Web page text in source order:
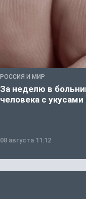
РОССИЯ И МИР
За неделю в
человека с
08 августа 11:12